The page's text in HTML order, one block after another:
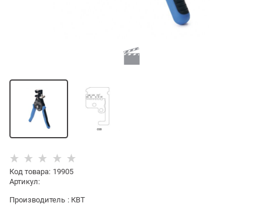
Код товара: 19905
Артикул:
Производитель : КВТ